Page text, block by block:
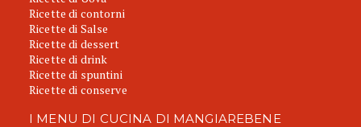
Ricette di contorni
Ricette di Salse
Ricette di dessert
Ricette di drink
Ricette di spuntini
Ricette di conserve
I MENU DI CUCINA DI MANGIAREBENE